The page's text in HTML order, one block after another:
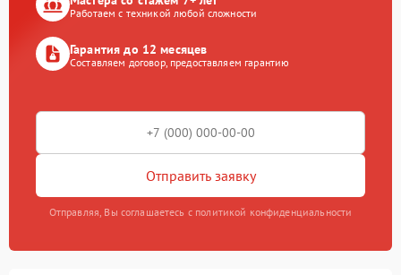
Работаем с техникой любой сложности
Гарантия до 12 месяцев
Составляем договор, предоставляем гарантию
Отправить заявку
Отправляя, Вы соглашаетесь с политикой конфиденциальности